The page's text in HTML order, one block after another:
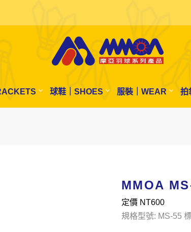
球鞋｜SHOES 服裝｜WEAR 拍
MMOA
定價 NT600
規格型號: MS-55